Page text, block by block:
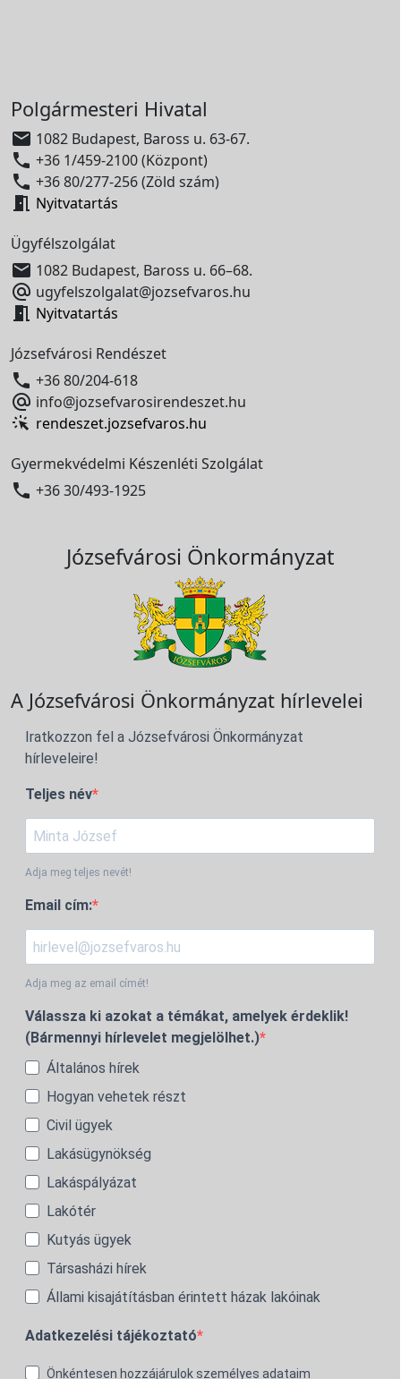
Polgármesteri Hivatal
 1082 Budapest, Baross u. 63-67.
 +36 1/459-2100 (Központ)
 +36 80/277-256 (Zöld szám)
 Nyitvatartás
Ügyfélszolgálat
 1082 Budapest, Baross u. 66–68.
 ugyfelszolgalat@jozsefvaros.hu
 Nyitvatartás
Józsefvárosi Rendészet
 +36 80/204-618
 info@jozsefvarosirendeszet.hu
rendeszet.jozsefvaros.hu
Gyermekvédelmi Készenléti Szolgálat
 +36 30/493-1925
Józsefvárosi Önkormányzat
A Józsefvárosi Önkormányzat hírlevelei
Iratkozzon fel a Józsefvárosi Önkormányzat
hírleveleire!
Teljes név
Adja meg teljes nevét!
Email cím:
Adja meg az email címét!
Válassza ki azokat a témákat, amelyek érdeklik!
(Bármennyi hírlevelet megjelölhet.)
Általános hírek
Hogyan vehetek részt
Civil ügyek
Lakásügynökség
Lakáspályázat
Lakótér
Kutyás ügyek
Társasházi hírek
Állami kisajátításban érintett házak lakóinak
Adatkezelési tájékoztató
Önkéntesen hozzájárulok személyes adataim